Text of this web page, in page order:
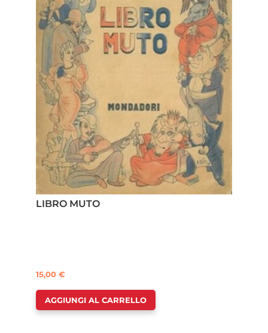
LIBRO MUTO
15,00 €
AGGIUNGI AL CARRELLO